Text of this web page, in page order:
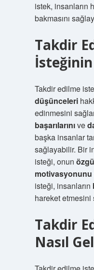
istek, insanların
bakmasını
Takdir
Takdir edilme
düşünceleri
edinmesini
başarılarınıve
başka insanlar
sağlayabilir. Bir
isteği, onun
motivasyonunu
isteği, insanların
hareket
Takdir
Nasıl